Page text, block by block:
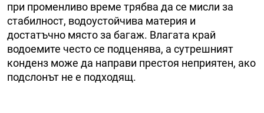
при променливо време трябва да се мисли за
стабилност, водоустойчива материя и
достатъчно място за багаж. Влагата край
водоемите често се подценява, а сутрешният
конденз може да направи престоя неприятен, ако
подслонът не е подходящ.